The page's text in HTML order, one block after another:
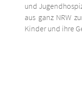
und
aus ganz NRW
Kinder und ihre